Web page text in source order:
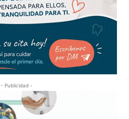
- Publicidad -